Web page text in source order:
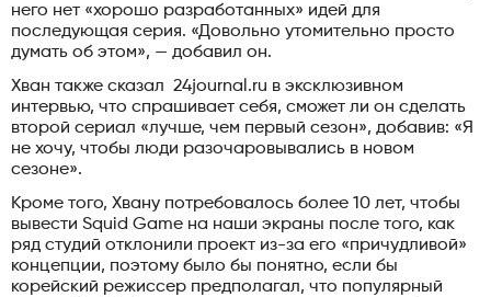
него нет «хорошо разработанных» идей для
последующая серия. «Довольно утомительно просто
думать об этом», — добавил он.
Хван также сказал 24journal.ru в эксклюзивном
интервью, что спрашивает себя, сможет ли он сделать
второй сериал «лучше, чем первый сезон», добавив: «Я
не хочу, чтобы люди разочаровывались в новом
сезоне».
Кроме того, Хвану потребовалось более 10 лет, чтобы
вывести Squid Game на наши экраны после того, как
ряд студий отклонили проект из-за его «причудливой»
концепции, поэтому было бы понятно, если бы
корейский режиссер предполагал, что популярный